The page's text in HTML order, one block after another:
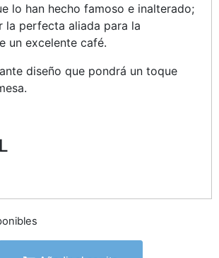
lo han hecho famoso e inalterado;
la perfecta aliada para la
un excelente café.
diseño que pondrá un toque